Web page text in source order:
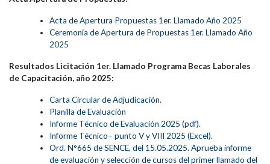
Acta de Apertura Propuestas 1er. Llamado Año 2025
Ceremonia de Apertura de Propuestas 1er. Llamado Año
2025
Resultados Licitación 1er. Llamado Programa Becas Laborales
de Capacitación, año 2025:
Carta Circular de Adjudicación.
Planilla de Evaluación
Informe Técnico de Evaluación 2025 (pdf).
Informe Técnico– punto V y VIII 2025 (Excel).
Ord. N°665 de SENCE, del 15.05.2025. Aprueba informe
de evaluación y selección de cursos del primer llamado del